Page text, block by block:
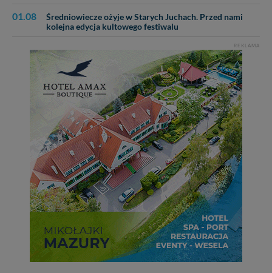
01.08
Średniowiecze ożyje w Starych Juchach. Przed nami
kolejna edycja kultowego festiwalu
REKLAMA